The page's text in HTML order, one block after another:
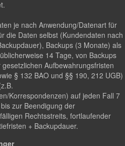
je nach Anwendung/Datenart für
die Daten selbst (Kundendaten nach
Backups (3 Monate) als
14 Tage, von Backups
Aufbewahrungsfristen
§ 132 BAO und §§ 190, 212 UGB)
Korrespondenzen) auf jeden Fall 7
zur Beendigung der
Rechtsstreits, fortlaufender
+ Backupdauer.